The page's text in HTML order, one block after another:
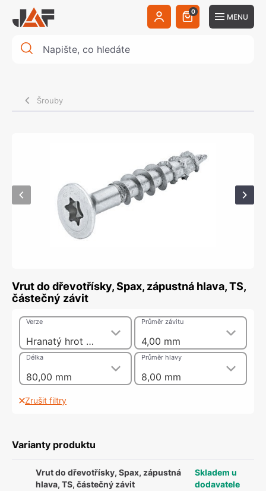
0
MENU
Šrouby
Vrut do dřevotřísky, Spax, zápustná hlava, TS,
částečný závit
Hranatý hrot s patentovaným vlnovým profilem a víceúčelovou hlavou
Verze
4,00 mm
Průměr závitu
80,00 mm
Délka
8,00 mm
Průměr hlavy
Zrušit filtry
Varianty produktu
Vrut do dřevotřísky, Spax, zápustná
hlava, TS, částečný závit
Skladem u
dodavatele